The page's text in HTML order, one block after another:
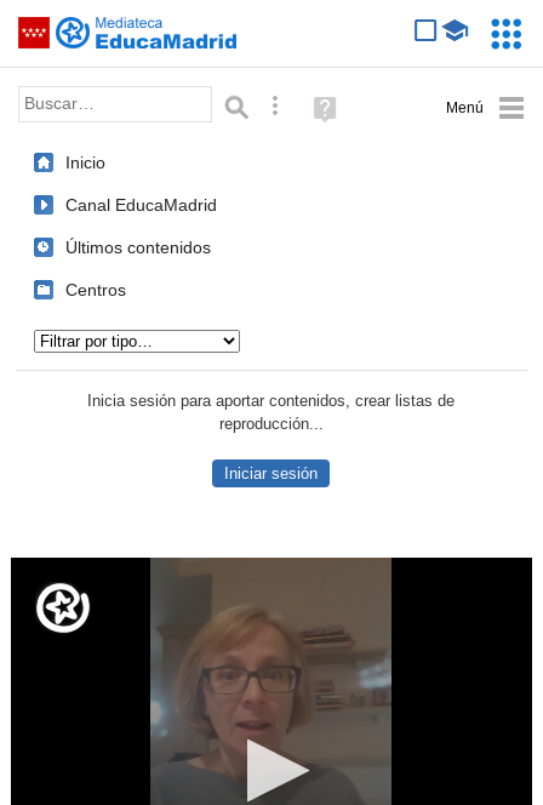
Saltar navegación
Palabra o frase: Búsqueda avanzada
Ayuda
(en
Inicio
Canal EducaMadrid
Últimos contenidos
Centros
Inicia sesión para aportar contenidos, crear listas de
reproducción...
Iniciar sesión